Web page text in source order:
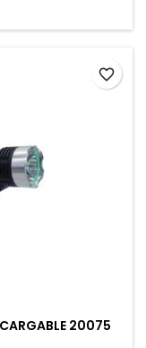
20075
favorite_border